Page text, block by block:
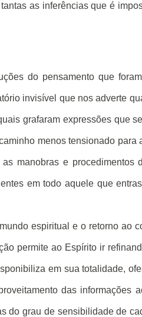
as inferências que é
do pensamento que
invisível que nos adverte
grafaram expressões que
menos tensionado para
manobras e procedimentos
em todo aquele que
espiritual e o retorno ao
permite ao Espírito ir
em sua totalidade,
das informações
do grau de sensibilidade de